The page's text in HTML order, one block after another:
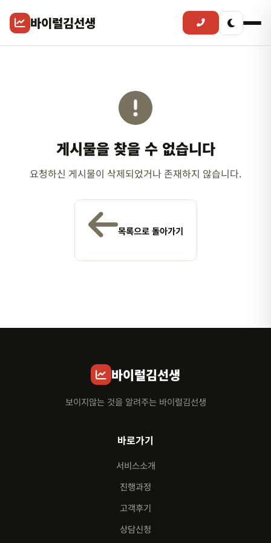
바이럴김선생
게시물을 찾을 수 없습니다
요청하신 게시물이 삭제되었거나 존재하지 않습니다.
목록으로 돌아가기
바이럴김선생
보이지않는 것을 알려주는 바이럴김선생
바로가기
서비스소개
진행과정
고객후기
상담신청